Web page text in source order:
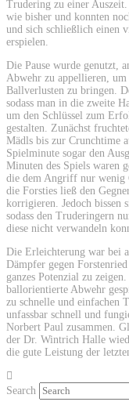
Trudering zu einer
wie bisher und konnten
und sich schließlich einen
erspielen.
Die Pause wurde genutzt,
Abwehr zu appellieren,
Ballverlusten zu bringen.
sodass man in die zweite
um den Schlüssel zum
gestalten. Zunächst
Mädls bis zur Crunchtime
Spielminute sogar den
Minuten des Spiels waren
die dem Angriff nur wenig
die Forsties ließ den
korrigieren. Jedoch bissen
sodass den Truderingern
diese nicht verwandeln
Die Erleichterung war bei
Dämpfer gegen
ganzes Potenzial zu
ballorientierte Abwehr
zu schnelle und einfachen
unfassbar schnell und
Norbert Paul zusammen.
der Dr. Wintrich Halle
die gute Leistung der
Search